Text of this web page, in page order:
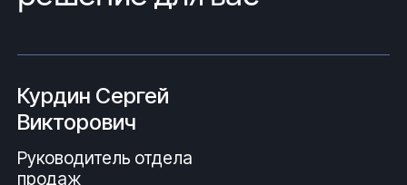
Курдин Сергей
Викторович
Руководитель отдела
продаж